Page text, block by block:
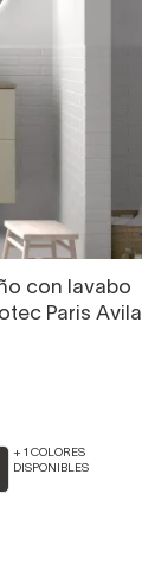
con lavabo
Paris Avila
+ 1 COLORES
DISPONIBLES